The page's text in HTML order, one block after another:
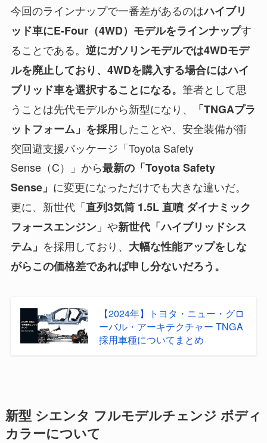
今回のラインナップで一番差があるのはハイブリ
ッド車にE-Four（4WD）モデルをラインナップす
ることである。 逆にガソリンモデルでは4WDモデ
ルを廃止しており、4WDを購入する場合にはハイ
ブリッド車を選択することになる。 筆者として思
うことは先代モデルから新型になり、
「TNGAプラ
ットフォーム」を採用したことや、安全装備が衝
突回避支援パッケージ「Toyota Safety
Sense（C）」から最新の「Toyota Safety
Sense」 に変更になっただけでも大きな違いだ。
更に、新世代「直列3気筒 1.5L 直噴 ダイナミック
フォースエンジン」や新世代「ハイブリッドシス
テム」 を採用しており、 大幅な性能アップをしな
がらこの価格差であれば申し分ないだろう。
【2024年】トヨタ・ニュー・グロ
ーバル・アーキテクチャー TNGA
採用車種についてまとめ
新型 シエンタ フルモデルチェンジ ボディ
カラーについて